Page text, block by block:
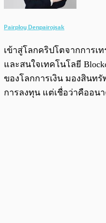
Pairploy Denpairojsak
เข้าสู่โลกคริปโตจากการเท
และสนใจเทคโนโลยี
ของโลกการเงิน มองสินท
การลงทุน แต่เชื่อว่าคืออน